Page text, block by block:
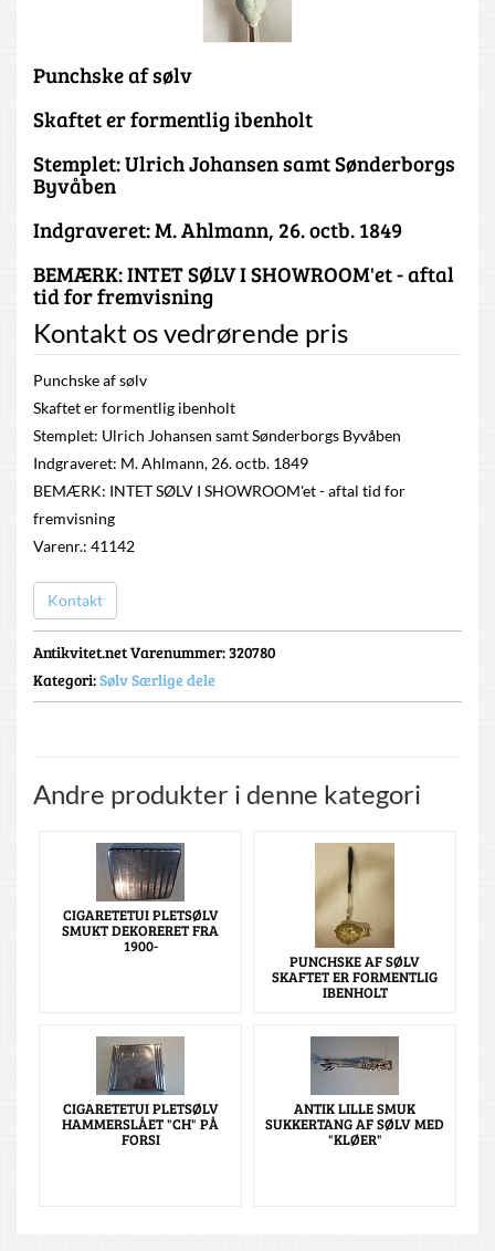
Punchske af sølv
Skaftet er formentlig ibenholt
Stemplet: Ulrich Johansen samt Sønderborgs
Byvåben
Indgraveret: M. Ahlmann, 26. octb. 1849
BEMÆRK: INTET SØLV I SHOWROOM'et - aftal
tid for fremvisning
Kontakt os vedrørende pris
Punchske af sølv
Skaftet er formentlig ibenholt
Stemplet: Ulrich Johansen samt Sønderborgs Byvåben
Indgraveret: M. Ahlmann, 26. octb. 1849
BEMÆRK: INTET SØLV I SHOWROOM'et - aftal tid for
fremvisning
Varenr.: 41142
Kontakt
Antikvitet.net Varenummer: 320780
Kategori:Sølv Særlige dele
Andre produkter i denne kategori
CIGARETETUI PLETSØLV
SMUKT DEKORERET FRA
1900-
PUNCHSKE AF SØLV
SKAFTET ER FORMENTLIG
IBENHOLT
CIGARETETUI PLETSØLV
HAMMERSLÅET "CH" PÅ
FORSI
ANTIK LILLE SMUK
SUKKERTANG AF SØLV MED
"KLØER"